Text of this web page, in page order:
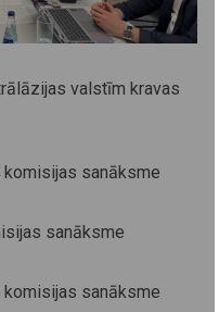
valstīm kravas
sanāksme
sanāksme
sanāksme